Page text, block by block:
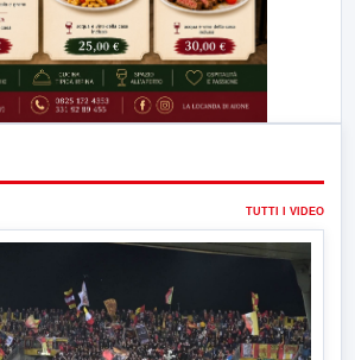
TUTTI I VIDEO